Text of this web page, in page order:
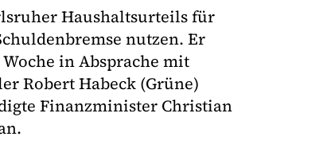
Haushaltsurteils für
nutzen. Er
in Absprache mit
Robert Habeck (Grüne)
Finanzminister Christian